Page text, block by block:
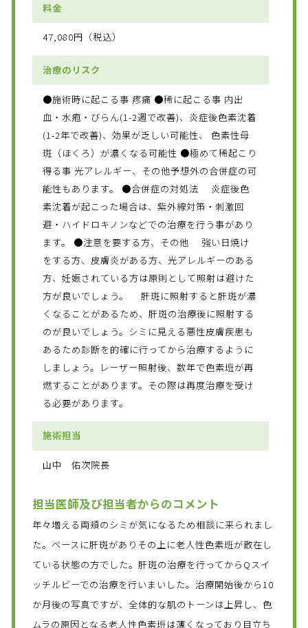
料金
47,080円（税込）
治療のリスク
●施術時に起こる事 疼痛 ●稀に起こる事 内出
血・水疱・びらん(1-2週で改善)、炎症後色素沈着
(1-2年で改善)、効果が乏しい可能性、 色素性母
斑（ほくろ）が濃くなる可能性 ●極めて稀起こり
得る事 光アレルギー、その他予想外の合併症の可
能性もあります。 ●合併症の対処法 炎症後色
素沈着が起こった場合は、紫外線対策・刺激回
避・ハイドロキノンなどでの治療を行う事があり
ます。 ●注意を要する方、その他 強い日焼け
をする方、皮膚炎がある方、光アレルギーのある
方、妊娠されている方は原則として照射は避けた
方が良いでしょう。 肝斑に照射すると肝斑が濃
くなることがあるため、肝斑の治療後に照射する
のが良いでしょう。シミに見える悪性皮膚疾患も
あるため診断を的確に行ってから治療するように
しましょう。レーザー照射後、数年で色素班が再
燃することがあります。その際は再度治療を受け
る必要があります。
施術担当
山中 佑次院長
担当医師及び担当者からのコメント
年々増える両頬のシミが気になるため相談に来られまし
た。ベースに肝斑がありその上に老人性色素班が散在し
ている状態の方でした。肝斑の治療を行ってからQスイ
ッチルビーでの治療を行いまいした。治療開始後から10
か月後の写真ですが、全体的な肌のトーンは上昇し、色
ムラの原因となる老人性色素班は薄くなっており目立ち